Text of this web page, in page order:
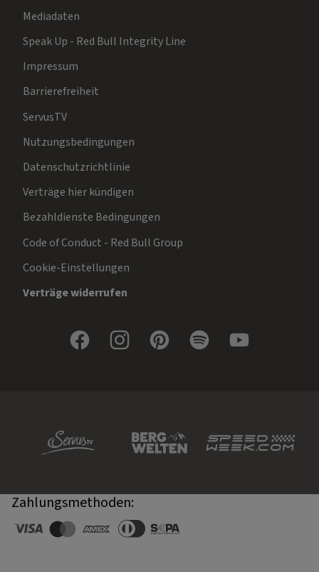
Mediadaten
Speak Up - Red Bull Integrity Line
Impressum
Barrierefreiheit
ServusTV
Nutzungsbedingungen
Datenschutzrichtlinie
Verträge hier kündigen
Bezahldienste Bedingungen
Code of Conduct - Red Bull Group
Cookie-Einstellungen
Verträge widerrufen
Zahlungsmethoden: